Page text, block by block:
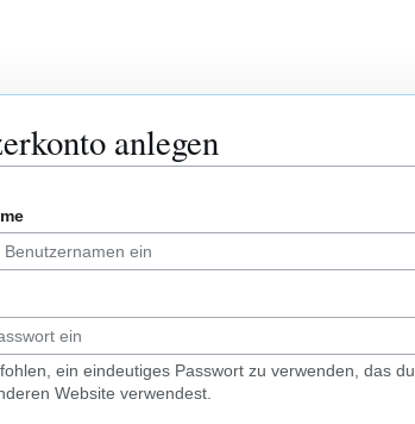
anlegen
ein eindeutiges Passwort zu verwenden, das du
Website verwendest.